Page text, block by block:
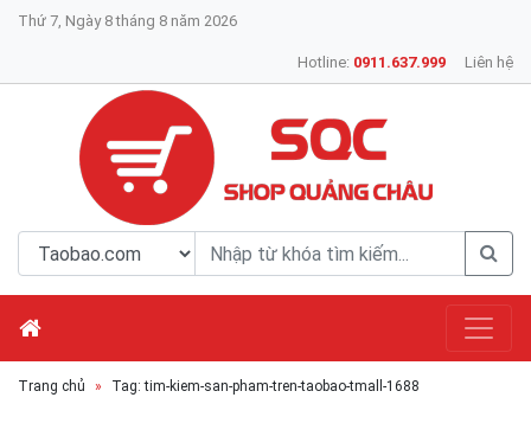
Thứ 7, Ngày 8 tháng 8 năm 2026
Hotline: 0911.637.999 Liên hệ
Trang chủ Tag: tim-kiem-san-pham-tren-taobao-tmall-1688